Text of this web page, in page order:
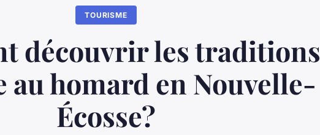
TOURISME
découvrir les traditions
au homard en Nouvelle-
Écosse?